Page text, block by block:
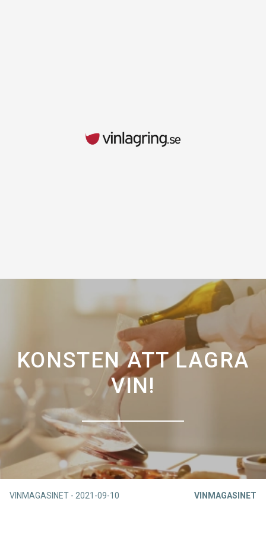
KONSTEN ATT LAGRA
VIN!
VINMAGASINET - 2021-09-10 VINMAGASINET